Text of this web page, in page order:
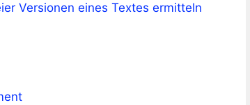
Versionen eines Textes ermitteln